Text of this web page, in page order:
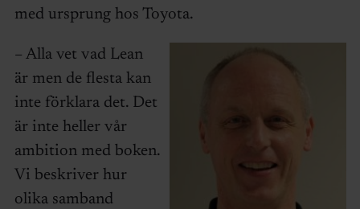
med ursprung hos Toyota.
– Alla vet vad Lean
är men de flesta kan
inte förklara det. Det
är inte heller vår
ambition med boken.
Vi beskriver hur
olika samband